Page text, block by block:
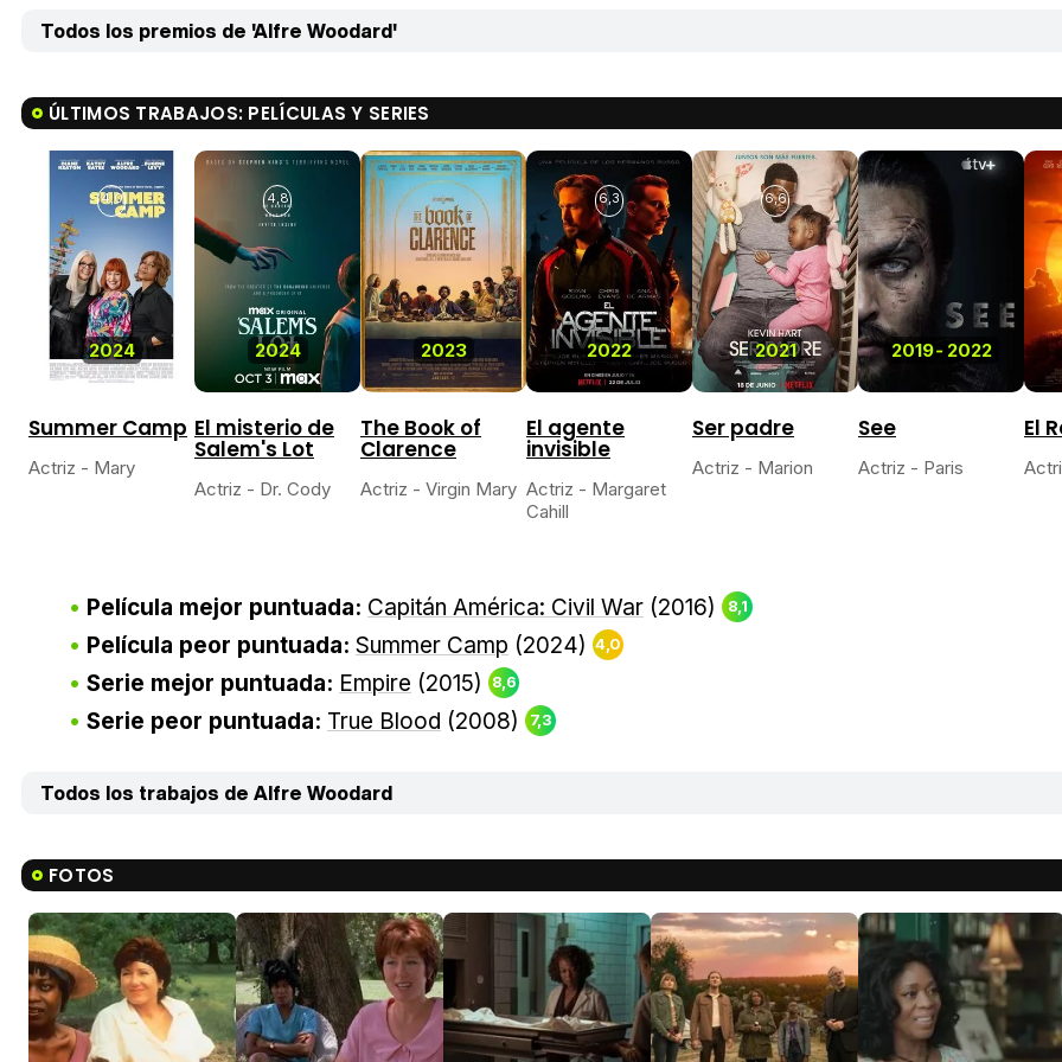
Todos los premios de 'Alfre Woodard'
ÚLTIMOS TRABAJOS: PELÍCULAS Y SERIES
2024
4,0
Summer Camp
Actriz - Mary
2024
4,8
El misterio de
Salem's Lot
Actriz - Dr. Cody
2023
The Book of
Clarence
Actriz - Virgin Mary
2022
6,3
El agente
invisible
Actriz - Margaret
Cahill
2021
6,6
Ser padre
Actriz - Marion
2019-2022
See
Actriz - Paris
El
Película mejor puntuada: Capitán América: Civil War (2016) 8,1
Película peor puntuada: Summer Camp (2024) 4,0
Serie mejor puntuada: Empire (2015) 8,6
Serie peor puntuada: True Blood (2008) 7,3
Todos los trabajos de Alfre Woodard
FOTOS